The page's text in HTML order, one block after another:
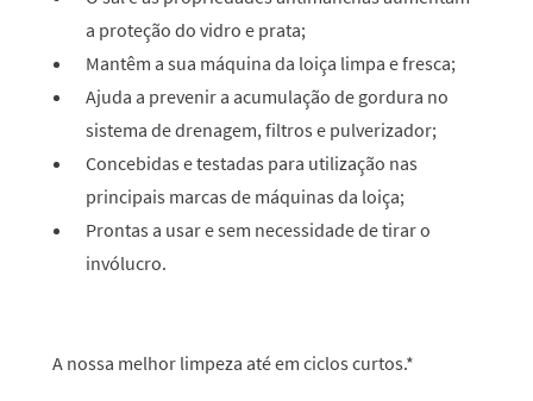
a proteção do vidro e prata;
Mantêm a sua máquina da loiça limpa e fresca;
Ajuda a prevenir a acumulação de gordura no
sistema de drenagem, filtros e pulverizador;
Concebidas e testadas para utilização nas
principais marcas de máquinas da loiça;
Prontas a usar e sem necessidade de tirar o
invólucro.
A nossa melhor limpeza até em ciclos curtos.*